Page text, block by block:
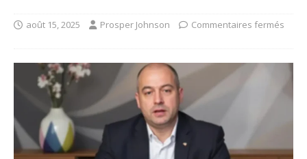
août 15, 2025 Prosper Johnson Commentaires fermés